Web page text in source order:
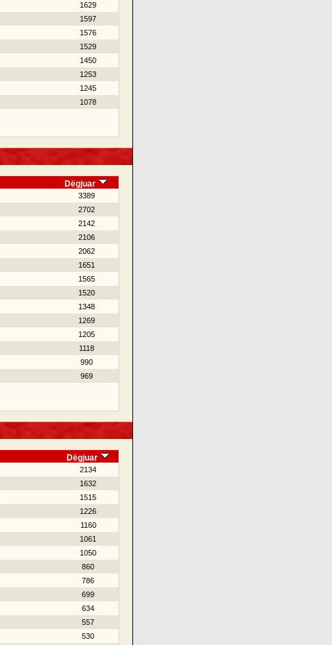
1629
1597
1576
1529
1450
1253
1245
1078
Dëgjuar
3389
2702
2142
2106
2062
1651
1565
1520
1348
1269
1205
1118
990
969
Dëgjuar
2134
1632
1515
1226
1160
1061
1050
860
786
699
634
557
530